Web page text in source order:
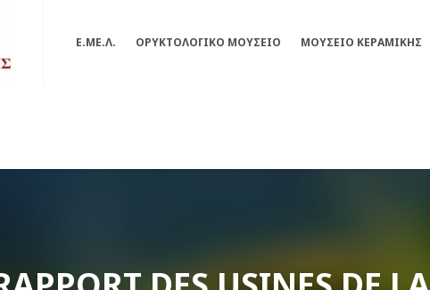
Ε.ΜΕ.Λ. ΟΡΥΚΤΟΛΟΓΙΚΌ ΜΟΥΣΕΊΟ ΜΟΥΣΕΊΟ ΚΕΡΑΜΙΚΉΣ